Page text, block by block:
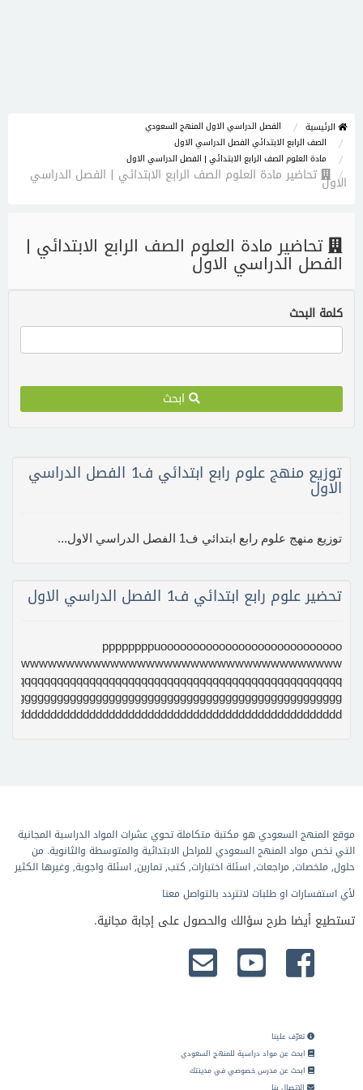
الرئيسية
الفصل الدراسي الاول المنهج السعودي
الصف الرابع الابتدائي الفصل الدراسي الاول
مادة العلوم الصف الرابع الابتدائي | الفصل الدراسي الاول
تحاضير مادة العلوم الصف الرابع الابتدائي | الفصل الدراسي الاول
تحاضير مادة العلوم الصف الرابع الابتدائي |
الفصل الدراسي الاول
كلمة البحث
ابحث
توزيع منهج علوم رابع ابتدائي ف1 الفصل الدراسي
الاول
توزيع منهج علوم رابع ابتدائي ف1 الفصل الدراسي الاول...
تحضير علوم رابع ابتدائي ف1 الفصل الدراسي الاول
ppppppppuoooooooooooooooooooooooooooo
wwwwwwwwwwwwwwwwwwwwwwwwwwwwwwwwwwwww
qqqqqqqqqqqqqqqqqqqqqqqqqqqqqqqqqqqqqqqqqqqqqqqqqqq
موقع المنهج السعودي هو مكتبة متكاملة تحوي عشرات المواد الدراسية المجانية
التي تخص مواد المنهج السعودي للمراحل الابتدائية والمتوسطة والثانوية. من
حلول, ملخصات, مراجعات, اسئلة اختبارات, كتب, تمارين, اسئلة واجوبة, وغيرها الكثير
لأي استفسارات او طلبات لاتتردد بالتواصل معنا
تستطيع أيضا طرح سؤالك والحصول على إجابة مجانية.
تعرّف علينا
ابحث عن مواد دراسية للمنهج السعودي
ابحث عن مدرس خصوصي في مدينتك